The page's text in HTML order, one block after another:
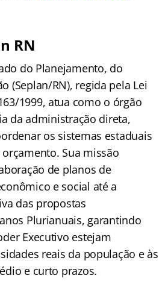
RN
do Planejamento, do
(Seplan/RN), regida pela Lei
1999, atua como o órgão
da administração direta,
os sistemas estaduais
Sua missão
de planos de
e social até a
das propostas
Plurianuais, garantindo
Executivo estejam
reais da população e às
e curto prazos.